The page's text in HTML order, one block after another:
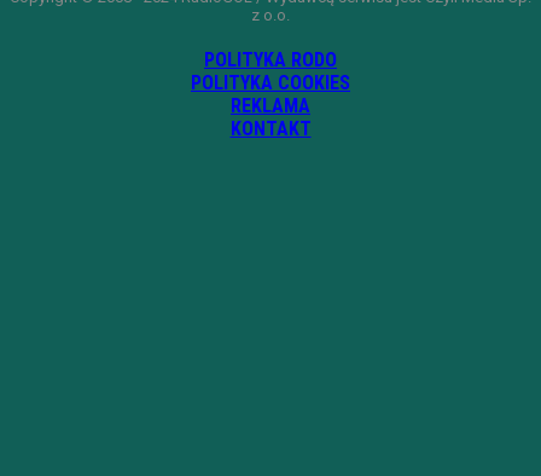
z o.o.
POLITYKA RODO
POLITYKA COOKIES
REKLAMA
KONTAKT